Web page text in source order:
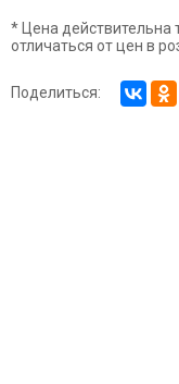
* Цена действительна
отличаться от цен в
Поделиться: